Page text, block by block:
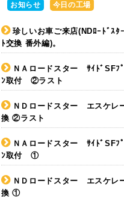
お知らせ 今日の工場
珍しいお車ご来店(NDﾛｰﾄﾞｽﾀ
ﾄ交換 番外編)。
ＮＡロードスター ｻｲﾄﾞSFﾌ
ﾝ取付 ②ラスト
ＮＤロードスター エスケレ
換 ②ラスト
ＮＡロードスター ｻｲﾄﾞSFﾌ
ﾝ取付 ①
ＮＤロードスター エスケレ
換 ①